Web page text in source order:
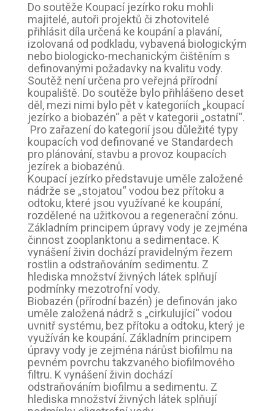
Do soutěže Koupací jezírko roku mohli
majitelé, autoři projektů či zhotovitelé
přihlásit díla určená ke koupání a plavání,
izolovaná od podkladu, vybavená biologickým
nebo biologicko-mechanickým čištěním s
definovanými požadavky na kvalitu vody.
Soutěž není určena pro veřejná přírodní
koupaliště. Do soutěže bylo přihlášeno deset
děl, mezi nimi bylo pět v kategoriích „koupací
jezírko a biobazén“ a pět v kategorii „ostatní“.
Pro zařazení do kategorií jsou důležité typy
koupacích vod definované ve Standardech
pro plánování, stavbu a provoz koupacích
jezírek a biobazénů.
Koupací jezírko představuje uměle založené
nádrže se „stojatou“ vodou bez přítoku a
odtoku, které jsou využívané ke koupání,
rozdělené na užitkovou a regenerační zónu.
Základním principem úpravy vody je zejména
činnost zooplanktonu a sedimentace. K
vynášení živin dochází pravidelným řezem
rostlin a odstraňováním sedimentu. Z
hlediska množství živných látek splňují
podmínky mezotrofní vody.
Biobazén (přírodní bazén) je definován jako
uměle založená nádrž s „cirkulující“ vodou
uvnitř systému, bez přítoku a odtoku, který je
využíván ke koupání. Základním principem
úpravy vody je zejména nárůst biofilmu na
pevném povrchu takzvaného biofilmového
filtru. K vynášení živin dochází
odstraňováním biofilmu a sedimentu. Z
hlediska množství živných látek splňují